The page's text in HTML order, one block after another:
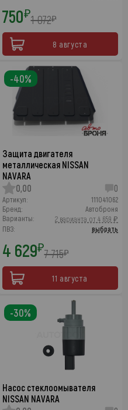
750₽1 072₽
8 августа
Защита двигателя
металлическая NISSAN
NAVARA
0,00
0
Артикул:
111041062
Бренд:
Автоброня
Варианты:
2 варианта от 4 659 ₽
ПВЗ:
выбрать
4 629₽7 715₽
11 августа
-40%
Насос стеклоомывателя
NISSAN NAVARA
-30%